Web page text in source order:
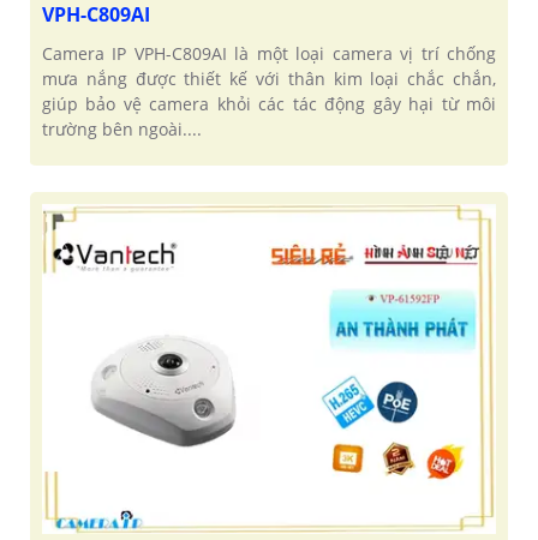
VPH-C809AI
Camera IP VPH-C809AI là một loại camera vị trí chống
mưa nắng được thiết kế với thân kim loại chắc chắn,
giúp bảo vệ camera khỏi các tác động gây hại từ môi
trường bên ngoài....